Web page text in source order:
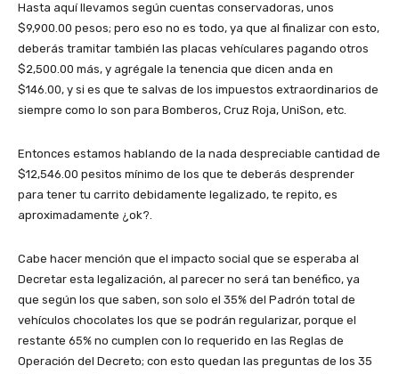
Hasta aquí llevamos según cuentas conservadoras, unos
$9,900.00 pesos; pero eso no es todo, ya que al finalizar con esto,
deberás tramitar también las placas vehículares pagando otros
$2,500.00 más, y agrégale la tenencia que dicen anda en
$146.00, y si es que te salvas de los impuestos extraordinarios de
siempre como lo son para Bomberos, Cruz Roja, UniSon, etc.
Entonces estamos hablando de la nada despreciable cantidad de
$12,546.00 pesitos mínimo de los que te deberás desprender
para tener tu carrito debidamente legalizado, te repito, es
aproximadamente ¿ok?.
Cabe hacer mención que el impacto social que se esperaba al
Decretar esta legalización, al parecer no será tan benéfico, ya
que según los que saben, son solo el 35% del Padrón total de
vehículos chocolates los que se podrán regularizar, porque el
restante 65% no cumplen con lo requerido en las Reglas de
Operación del Decreto; con esto quedan las preguntas de los 35